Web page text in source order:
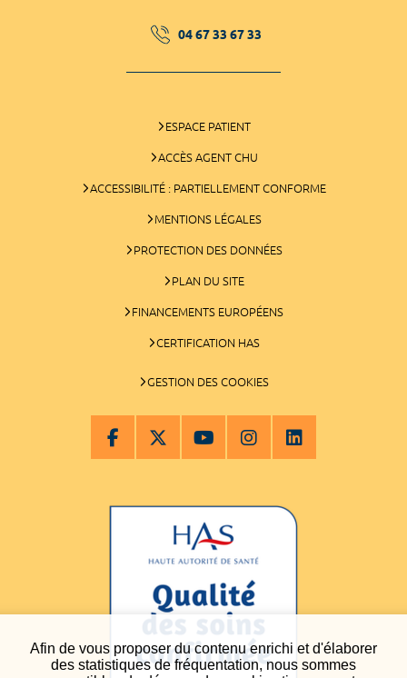
Afin de vous proposer du contenu enrichi et d'élaborer
des statistiques de fréquentation, nous sommes
04 67 33 67 33
ESPACE PATIENT
ACCÈS AGENT CHU
ACCESSIBILITÉ : PARTIELLEMENT CONFORME
MENTIONS LÉGALES
PROTECTION DES DONNÉES
PLAN DU SITE
FINANCEMENTS EUROPÉENS
CERTIFICATION HAS
GESTION DES COOKIES